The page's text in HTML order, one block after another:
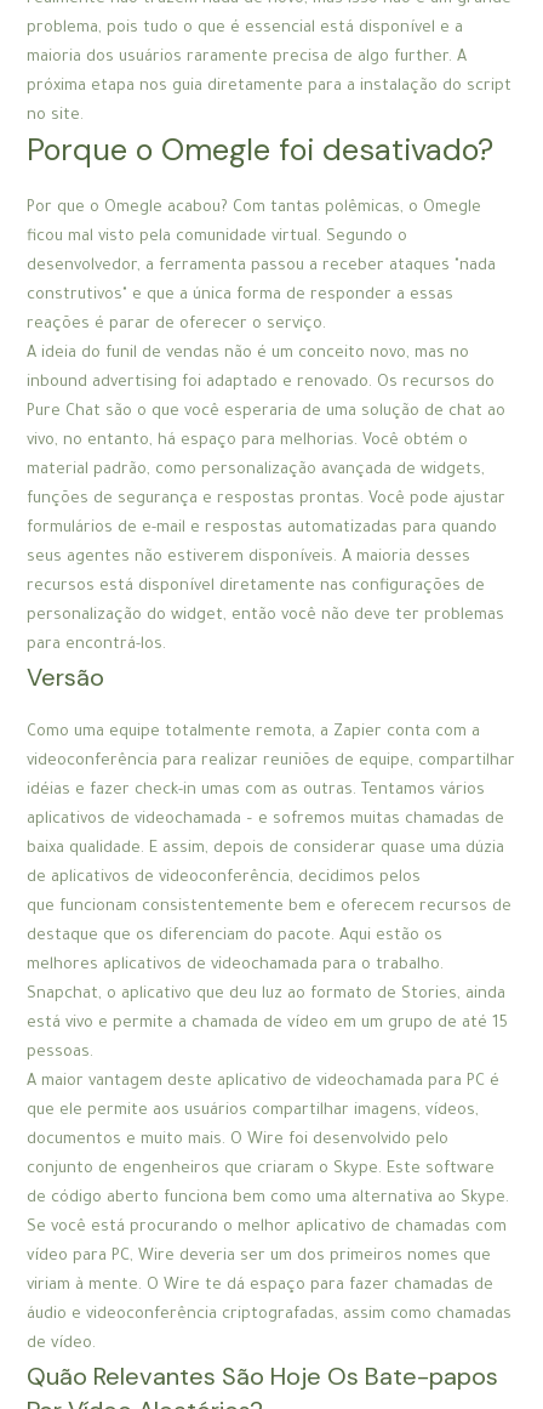
problema, pois tudo o que é essencial está disponível e a
maioria dos usuários raramente precisa de algo further. A
próxima etapa nos guia diretamente para a instalação do script
no site.
Porque o Omegle foi desativado?
Por que o Omegle acabou? Com tantas polêmicas, o Omegle
ficou mal visto pela comunidade virtual. Segundo o
desenvolvedor, a ferramenta passou a receber ataques "nada
construtivos" e que a única forma de responder a essas
reações é parar de oferecer o serviço.
A ideia do funil de vendas não é um conceito novo, mas no
inbound advertising foi adaptado e renovado. Os recursos do
Pure Chat são o que você esperaria de uma solução de chat ao
vivo, no entanto, há espaço para melhorias. Você obtém o
material padrão, como personalização avançada de widgets,
funções de segurança e respostas prontas. Você pode ajustar
formulários de e-mail e respostas automatizadas para quando
seus agentes não estiverem disponíveis. A maioria desses
recursos está disponível diretamente nas configurações de
personalização do widget, então você não deve ter problemas
para encontrá-los.
Versão
Como uma equipe totalmente remota, a Zapier conta com a
videoconferência para realizar reuniões de equipe, compartilhar
idéias e fazer check-in umas com as outras. Tentamos vários
aplicativos de videochamada – e sofremos muitas chamadas de
baixa qualidade. E assim, depois de considerar quase uma dúzia
de aplicativos de videoconferência, decidimos pelos
que funcionam consistentemente bem e oferecem recursos de
destaque que os diferenciam do pacote. Aqui estão os
melhores aplicativos de videochamada para o trabalho.
Snapchat, o aplicativo que deu luz ao formato de Stories, ainda
está vivo e permite a chamada de vídeo em um grupo de até 15
pessoas.
A maior vantagem deste aplicativo de videochamada para PC é
que ele permite aos usuários compartilhar imagens, vídeos,
documentos e muito mais. O Wire foi desenvolvido pelo
conjunto de engenheiros que criaram o Skype. Este software
de código aberto funciona bem como uma alternativa ao Skype.
Se você está procurando o melhor aplicativo de chamadas com
vídeo para PC, Wire deveria ser um dos primeiros nomes que
viriam à mente. O Wire te dá espaço para fazer chamadas de
áudio e videoconferência criptografadas, assim como chamadas
de vídeo.
Quão Relevantes São Hoje Os Bate-papos